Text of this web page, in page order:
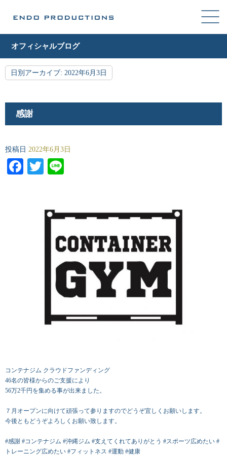
オフィシャルブログ
日別アーカイブ: 2022年6月3日
感謝
投稿日 2022年6月3日
Facebook
Twitter
コンテナジム クラウドファンディング
46名の皆様からのご支援により
56万2千円を集める事が出来ました。
７月オープンに向けて頑張って参りますのでどうぞ宜しくお願いします。
今後ともどうぞよろしくお願い致します。
#感謝 #コンテナジム #沖縄ジム #支えてくれてありがとう #スポーツ広めたい #
トレーニング広めたい #フィットネス #運動 #健康